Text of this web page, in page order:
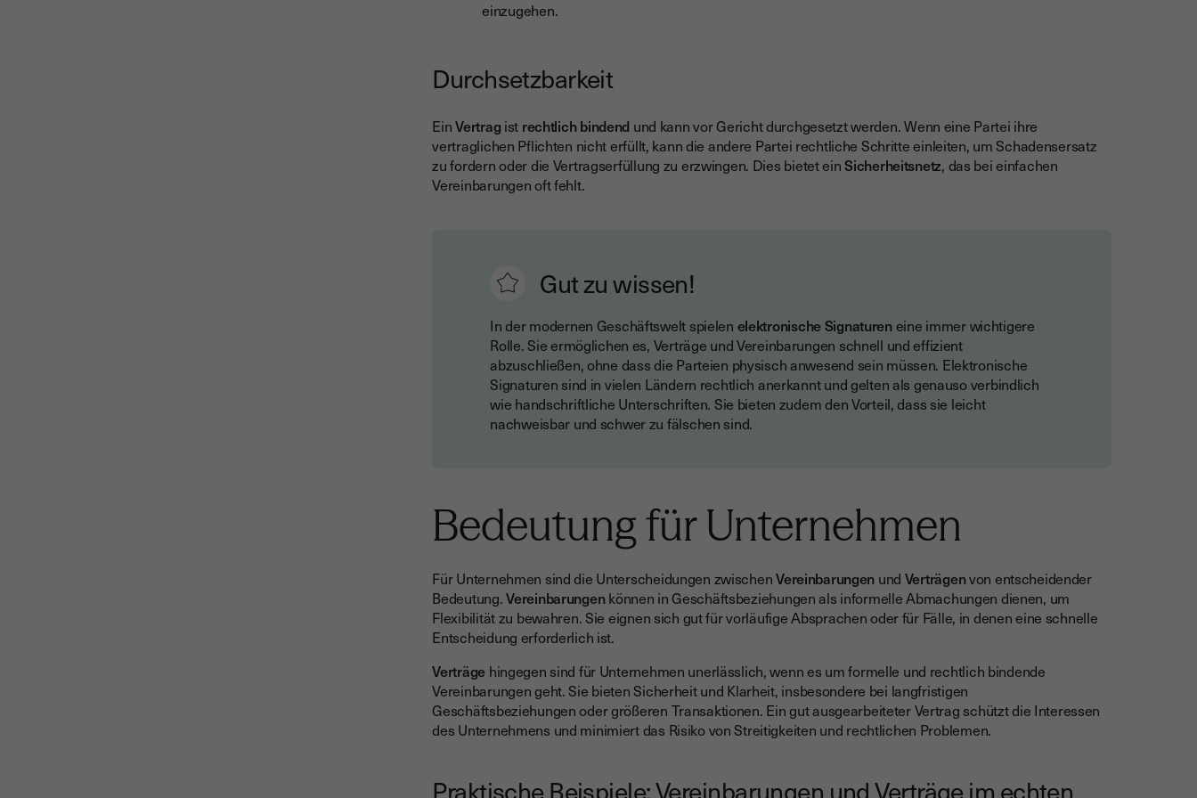
einzugehen.
Durchsetzbarkeit
EinVertrag ist rechtlich bindend und kann vor Gericht durchgesetzt werden. Wenn eine Partei ihre
vertraglichen Pflichten nicht erfüllt, kann die andere Partei rechtliche Schritte einleiten, um Schadensersatz
zu fordern oder die Vertragserfüllung zu erzwingen. Dies bietet einSicherheitsnetz, das bei einfachen
Vereinbarungen oft fehlt.
Gut zu wissen!
In der modernen Geschäftswelt spielen elektronische Signatureneine immer wichtigere
Rolle. Sie ermöglichen es, Verträge und Vereinbarungen schnell und effizient
abzuschließen, ohne dass die Parteien physisch anwesend sein müssen. Elektronische
Signaturen sind in vielen Ländern rechtlich anerkannt und gelten als genauso verbindlich
wie handschriftliche Unterschriften. Sie bieten zudem den Vorteil, dass sie leicht
nachweisbar und schwer zu fälschen sind.
Bedeutung für Unternehmen
Für Unternehmen sind die Unterscheidungen zwischenVereinbarungen und Verträgenvon entscheidender
Bedeutung.Vereinbarungenkönnen in Geschäftsbeziehungen als informelle Abmachungen dienen, um
Flexibilität zu bewahren. Sie eignen sich gut für vorläufige Absprachen oder für Fälle, in denen eine schnelle
Entscheidung erforderlich ist.
Verträge hingegen sind für Unternehmen unerlässlich, wenn es um formelle und rechtlich bindende
Vereinbarungen geht. Sie bieten Sicherheit und Klarheit, insbesondere bei langfristigen
Geschäftsbeziehungen oder größeren Transaktionen. Ein gut ausgearbeiteter Vertrag schützt die Interessen
des Unternehmens und minimiert das Risiko von Streitigkeiten und rechtlichen Problemen.
Praktische Beispiele: Vereinbarungen und Verträge im echten